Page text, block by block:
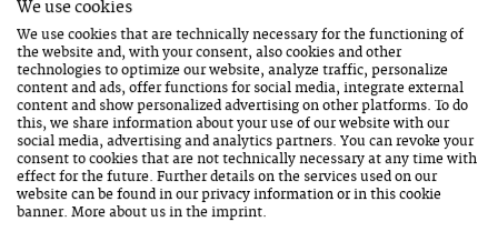
We use cookies
We use cookies that are technically necessary for the functioning of
the website and, with your consent, also cookies and other
technologies to optimize our website, analyze traffic, personalize
content and ads, offer functions for social media, integrate external
content and show personalized advertising on other platforms. To do
this, we share information about your use of our website with our
social media, advertising and analytics partners. You can revoke your
consent to cookies that are not technically necessary at any time with
effect for the future. Further details on the services used on our
website can be found in ourprivacy informationor in this cookie
banner. More about us in theimprint.